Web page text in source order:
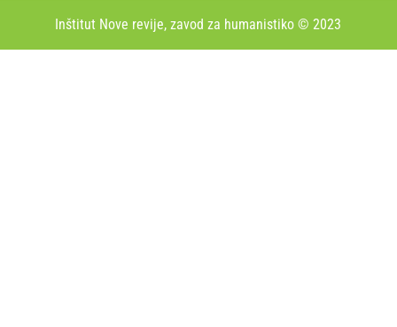
Inštitut Nove revije, zavod za humanistiko © 2023